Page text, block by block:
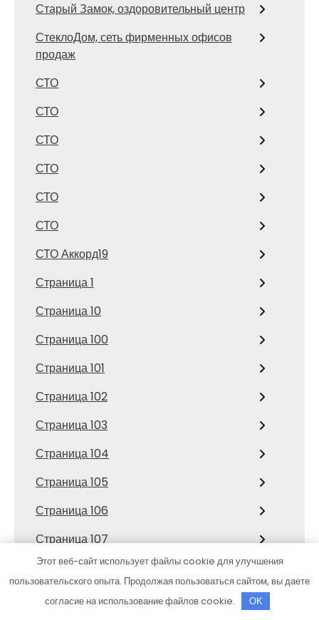
Старый Замок, оздоровительный центр
СтеклоДом, сеть фирменных офисов
продаж
СТО
СТО
СТО
СТО
СТО
СТО
СТО Аккорд19
Страница 1
Страница 10
Страница 100
Страница 101
Страница 102
Страница 103
Страница 104
Страница 105
Страница 106
Страница 107
Страница 108
Страница 109
Этот веб-сайт использует файлы cookie для улучшения
пользовательского опыта. Продолжая пользоваться сайтом, вы даете
согласие на использование файлов cookie.
OK